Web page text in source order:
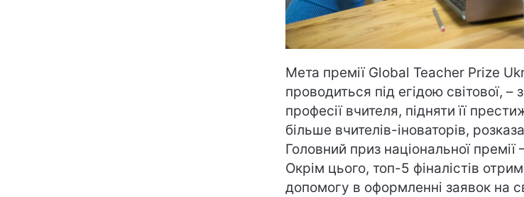
Мета премії Global Teacher Prizе
проводиться під егідою світової, –
професії вчителя, підняти її
більше вчителів-іноваторів,
Головний приз національної
Окрім цього, топ-5 фіналістів
допомогу в оформленні заявок на